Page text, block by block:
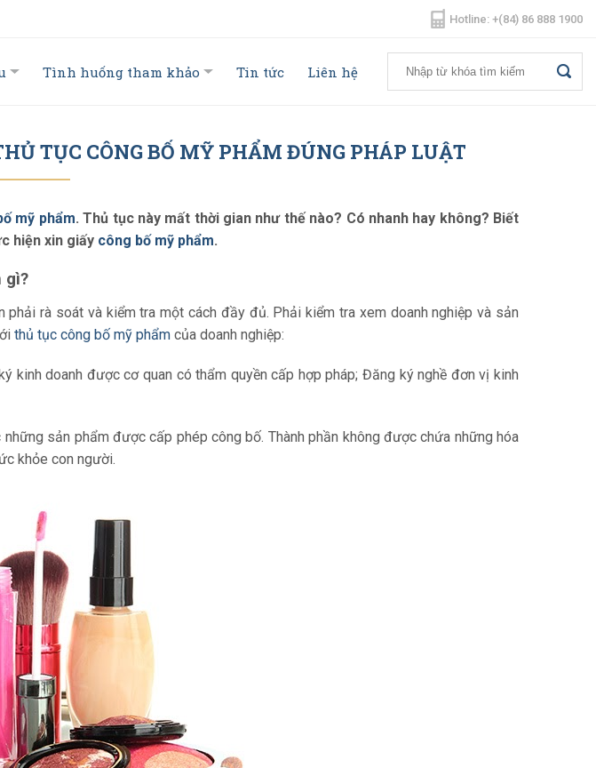
Hotline: +(84) 86 888 1900
Tình huống tham khảo Tin tức Liên hệ
TỤC CÔNG BỐ MỸ PHẨM ĐÚNG PHÁP LUẬT
mỹ phẩm. Thủ tục này mất thời gian như thế nào? Có nhanh hay không? Biết
hiện xin giấy công bố mỹ phẩm.
gì?
phải rà soát và kiểm tra một cách đầy đủ. Phải kiểm tra xem doanh nghiệp và sản
thủ tục công bố mỹ phẩm của doanh nghiệp:
kinh doanh được cơ quan có thẩm quyền cấp hợp pháp; Đăng ký nghề đơn vị kinh
sản phẩm được cấp phép công bố. Thành phần không được chứa những hóa
khỏe con người.